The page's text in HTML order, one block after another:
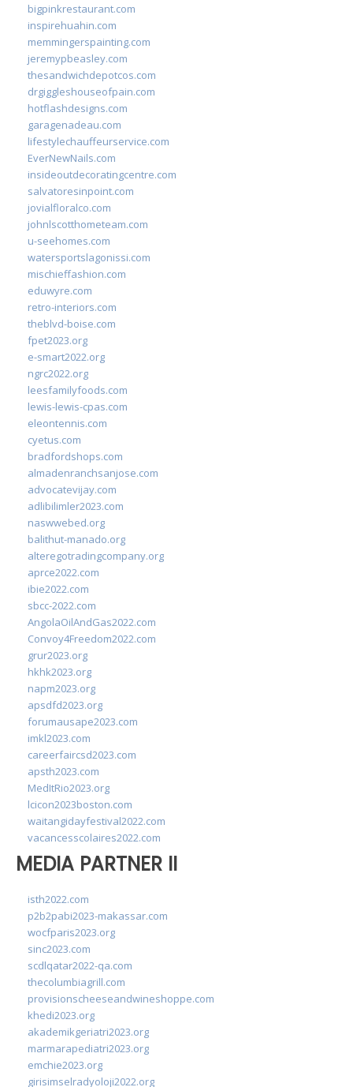
bigpinkrestaurant.com
inspirehuahin.com
memmingerspainting.com
jeremypbeasley.com
thesandwichdepotcos.com
drgiggleshouseofpain.com
hotflashdesigns.com
garagenadeau.com
lifestylechauffeurservice.com
EverNewNails.com
insideoutdecoratingcentre.com
salvatoresinpoint.com
jovialfloralco.com
johnlscotthometeam.com
u-seehomes.com
watersportslagonissi.com
mischieffashion.com
eduwyre.com
retro-interiors.com
theblvd-boise.com
fpet2023.org
e-smart2022.org
ngrc2022.org
leesfamilyfoods.com
lewis-lewis-cpas.com
eleontennis.com
cyetus.com
bradfordshops.com
almadenranchsanjose.com
advocatevijay.com
adlibilimler2023.com
naswwebed.org
balithut-manado.org
alteregotradingcompany.org
aprce2022.com
ibie2022.com
sbcc-2022.com
AngolaOilAndGas2022.com
Convoy4Freedom2022.com
grur2023.org
hkhk2023.org
napm2023.org
apsdfd2023.org
forumausape2023.com
imkl2023.com
careerfaircsd2023.com
apsth2023.com
MedItRio2023.org
lcicon2023boston.com
waitangidayfestival2022.com
vacancesscolaires2022.com
MEDIA PARTNER II
isth2022.com
p2b2pabi2023-makassar.com
wocfparis2023.org
sinc2023.com
scdlqatar2022-qa.com
thecolumbiagrill.com
provisionscheeseandwineshoppe.com
khedi2023.org
akademikgeriatri2023.org
marmarapediatri2023.org
emchie2023.org
girisimselradyoloji2022.org